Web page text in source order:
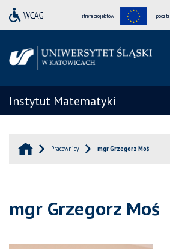
strefa projektów poczta
Instytut Matematyki
Pracownicy mgr Grzegorz Moś
mgr Grzegorz Moś